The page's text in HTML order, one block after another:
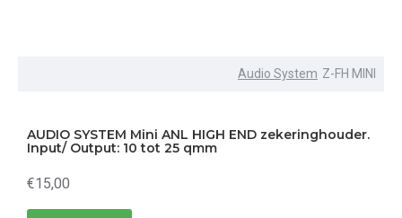
Audio System Z-FH MINI
AUDIO SYSTEM Mini ANL HIGH END zekeringhouder.
Input/ Output: 10 tot 25 qmm
€15,00